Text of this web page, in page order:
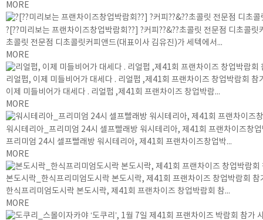
MORE
?[??미리보는 프랜차이즈창업박람회??] ?커피??&??초콜릿 전문점 디초콜릿
초콜릿 전문점 디초콜릿커피앤드(대표이사 김유진)가 세텍에서...
MORE
리얼펍, 이제 미들비어가 대세다 . 리얼펍 ,제41회 프랜차이즈 창업박람회 참
이제 미들비어가 대세다 . 리얼펍 ,제41회 프랜차이즈 창업박람...
MORE
워시테리아_프리미엄 24시 셀프빨래방 워시테리아, 제41회 프랜차이즈창
프리미엄 24시 셀프빨래방 워시테리아, 제41회 프랜차이즈창업박...
MORE
본도시락_한식프리미엄도시락 본도시락, 제41회 프랜차이즈 창업박람회 참
한식프리미엄도시락 본도시락, 제41회 프랜차이즈 창업박람회 참...
MORE